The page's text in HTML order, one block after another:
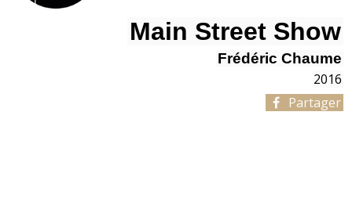
Main Street Show
Frédéric Chaume
2016
Partager